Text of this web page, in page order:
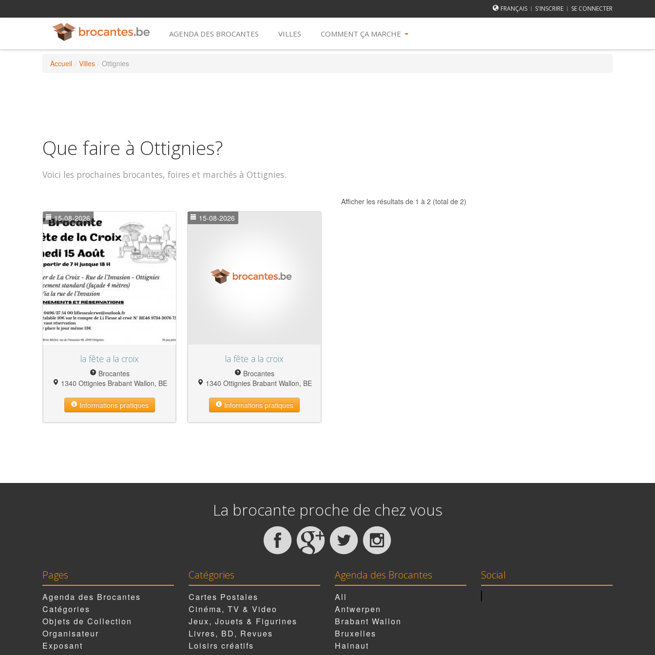
FRANÇAIS | S'INSCRIRE | SE CONNECTER
AGENDA DES BROCANTES VILLES COMMENT ÇA MARCHE
Accueil / Villes / Ottignies
Que faire à Ottignies?
Voici les prochaines brocantes, foires et marchés à Ottignies.
Afficher les résultats de 1 à 2 (total de 2)
15-08-2026
la fête a la croix
Brocantes
1340 Ottignies Brabant Wallon, BE
Informations pratiques
15-08-2026
la fête a la croix
Brocantes
1340 Ottignies Brabant Wallon, BE
Informations pratiques
La brocante proche de chez vous
Pages
Agenda des Brocantes
Catégories
Objets de Collection
Organisateur
Exposant
Catégories
Cartes Postales
Cinéma, TV & Video
Jeux, Jouets & Figurines
Livres, BD, Revues
Loisirs créatifs
Agenda des Brocantes
All
Antwerpen
Brabant Wallon
Bruxelles
Hainaut
Social